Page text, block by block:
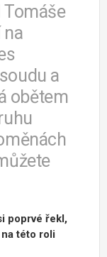
na
a
obětem
poprvé řekl,
této roli